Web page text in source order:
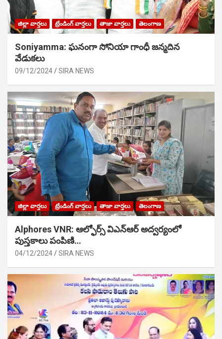
జిల్లా వార్తలు ట్రేండింగ్ వార్తలు తాజా వార్తలు తెలంగాణ
Soniyamma: ఘ‌నంగా సోనియా గాంధీ జ‌న్మ‌దిన
వేడుక‌లు
09/12/2024 SIRA NEWS
జిల్లా వార్తలు ట్రేండింగ్ వార్తలు తాజా వార్తలు తెలంగాణ
Alphores VNR: ఆల్ఫోర్స్ విఎన్ఆర్ అద్వర్యంలో
పుస్తకాలు పంపిణి…
04/12/2024 SIRA NEWS